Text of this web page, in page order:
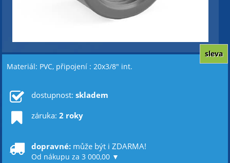
Materiál: PVC, připojení : 20x3/8" int.
sleva
dostupnost: skladem
záruka: 2 roky
dopravné: může být i ZDARMA!
Od nákupu za 3 000,00 ▼